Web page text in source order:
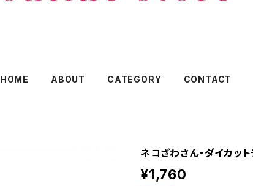
HOME ABOUT CATEGORY CONTACT
ネコざわさん・ダイカッ
¥1,760